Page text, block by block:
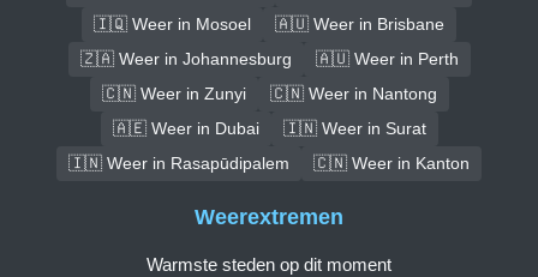
🇮🇶 Weer in Mosoel
🇦🇺 Weer in Brisbane
🇿🇦 Weer in Johannesburg
🇦🇺 Weer in Perth
🇨🇳 Weer in Zunyi
🇨🇳 Weer in Nantong
🇦🇪 Weer in Dubai
🇮🇳 Weer in Surat
🇮🇳 Weer in Rasapūdipalem
🇨🇳 Weer in Kanton
Weerextremen
Warmste steden op dit moment